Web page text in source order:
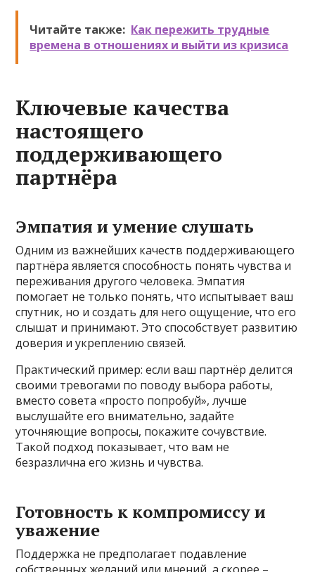
Читайте также: Как пережить трудные
времена в отношениях и выйти из кризиса
Ключевые качества
настоящего
поддерживающего
партнёра
Эмпатия и умение слушать
Одним из важнейших качеств поддерживающего
партнёра является способность понять чувства и
переживания другого человека. Эмпатия
помогает не только понять, что испытывает ваш
спутник, но и создать для него ощущение, что его
слышат и принимают. Это способствует развитию
доверия и укреплению связей.
Практический пример: если ваш партнёр делится
своими тревогами по поводу выбора работы,
вместо совета «просто попробуй», лучше
выслушайте его внимательно, задайте
уточняющие вопросы, покажите сочувствие.
Такой подход показывает, что вам не
безразлична его жизнь и чувства.
Готовность к компромиссу и
уважение
Поддержка не предполагает подавление